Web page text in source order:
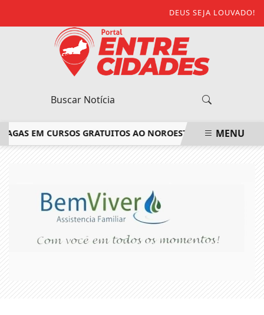
DEUS SEJA LOUVADO!
EM CURSOS GRATUITOS AO NOROESTE FLUMINENSE
MENU